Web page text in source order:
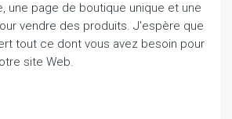
une page de boutique unique et une
vendre des produits. J'espère que
tout ce dont vous avez besoin pour
site Web.